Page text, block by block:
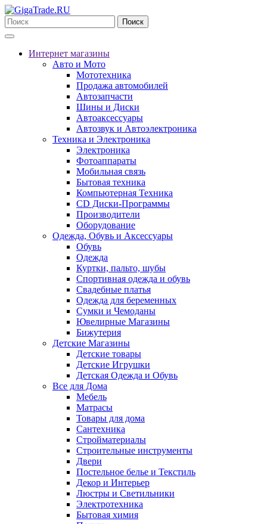
Поиск
Интернет магазины
Авто и Мото
Мототехника
Продажа автомобилей
Автозапчасти
Шины и Диски
Автоаксессуары
Автозвук и Автоэлектроника
Техника и Электроника
Электроника
Фотоаппараты
Мобильная связь
Бытовая техника
Компьютерная Техника
CD Диски-Программы
Производители
Оборудование
Одежда, Обувь и Аксессуары
Обувь
Одежда
Куртки, пальто, шубы
Спортивная одежда и обувь
Свадебные платья
Одежда для беременных
Сумки и Чемоданы
Ювелирные Магазины
Бижутерия
Детские Магазины
Детские товары
Детские Игрушки
Детская Одежда и Обувь
Все для Дома
Мебель
Матрасы
Товары для дома
Сантехника
Стройматериалы
Строительные инструменты
Двери
Постельное белье и Текстиль
Декор и Интерьер
Люстры и Светильники
Электротехника
Бытовая химия